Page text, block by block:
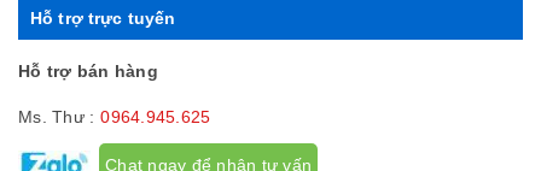
Hỗ trợ trực tuyến
Hỗ trợ bán hàng
Ms. Thư : 0964.945.625
Chat ngay để nhận tư vấn